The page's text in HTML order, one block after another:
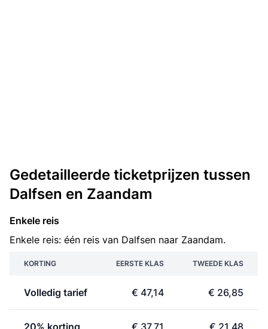
Gedetailleerde ticketprijzen tussen
Dalfsen en Zaandam
Enkele reis
Enkele reis: één reis van Dalfsen naar Zaandam.
KORTING EERSTE KLAS TWEEDE KLAS
Volledig tarief € 47,14 € 26,85
20% korting € 37,71 € 21,48